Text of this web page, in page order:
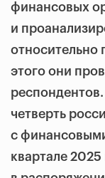
финансовых
и
относительно
этого они
четверть
с
квартале